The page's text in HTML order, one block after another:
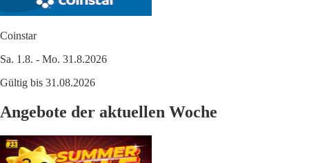
Coinstar
Sa. 1.8. - Mo. 31.8.2026
Gültig bis 31.08.2026
Angebote der aktuellen Woche